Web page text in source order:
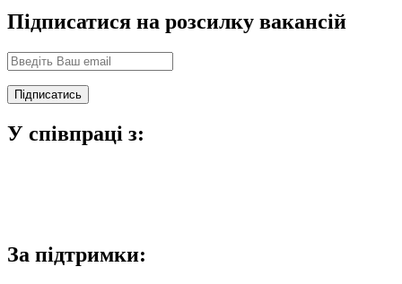
Підписатися на розсилку вакансій
У співпраці з:
За підтримки: